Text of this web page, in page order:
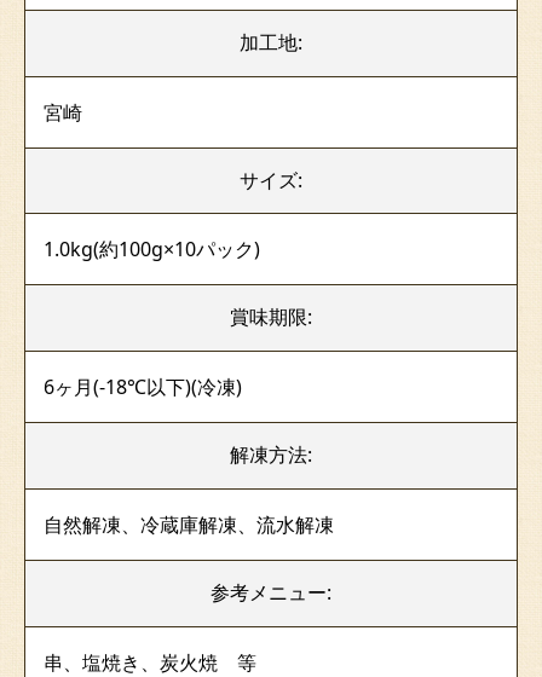
加工地:
宮崎
サイズ:
1.0kg(約100g×10パック)
賞味期限:
6ヶ月(-18℃以下)(冷凍)
解凍方法:
自然解凍、冷蔵庫解凍、流水解凍
参考メニュー:
串、塩焼き、炭火焼 等